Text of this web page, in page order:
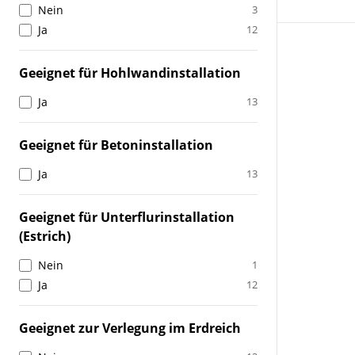
Nein 3
Ja 12
Geeignet für Hohlwandinstallation
Ja 13
Geeignet für Betoninstallation
Ja 13
Geeignet für Unterflurinstallation
(Estrich)
Nein 1
Ja 12
Geeignet zur Verlegung im Erdreich